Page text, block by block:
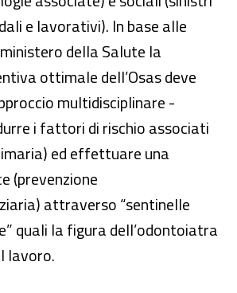
e lavorativi). In base alle
della Salute la
ottimale dell’Osas deve
multidisciplinare
i fattori di rischio associati
ed effettuare una
(prevenzione
attraverso “sentinelle
quali la figura dell’odontoiatra
lavoro.